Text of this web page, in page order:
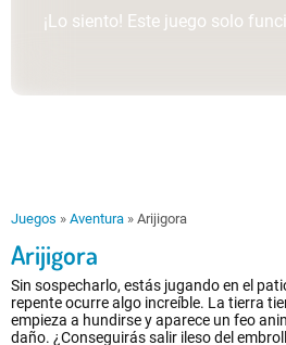
¡Lo siento! Este juego solo
Juegos » Aventura » Arijigora
Arijigora
Sin sospecharlo, estás jugando en el
repente ocurre algo increíble. La tierra
empieza a hundirse y aparece un feo
daño. ¿Conseguirás salir ileso del